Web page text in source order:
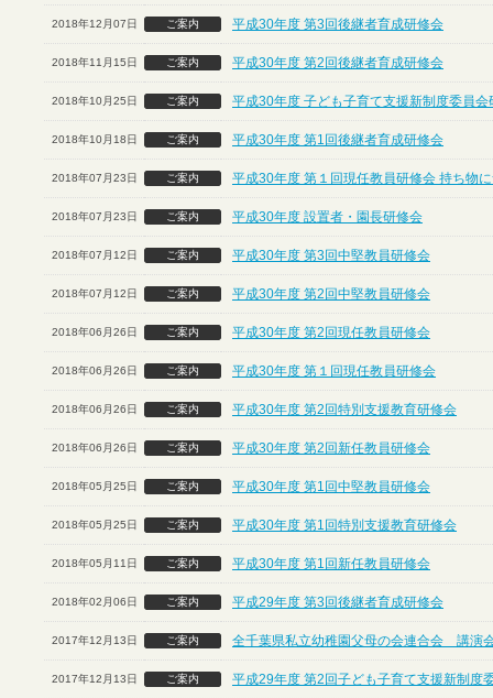
2018年12月07日 ご案内 平成30年度 第3回後継者育成研修会
2018年11月15日 ご案内 平成30年度 第2回後継者育成研修会
2018年10月25日 ご案内 平成30年度 子ども子育て支援新制度委員会
2018年10月18日 ご案内 平成30年度 第1回後継者育成研修会
2018年07月23日 ご案内 平成30年度 第１回現任教員研修会 持ち物
2018年07月23日 ご案内 平成30年度 設置者・園長研修会
2018年07月12日 ご案内 平成30年度 第3回中堅教員研修会
2018年07月12日 ご案内 平成30年度 第2回中堅教員研修会
2018年06月26日 ご案内 平成30年度 第2回現任教員研修会
2018年06月26日 ご案内 平成30年度 第１回現任教員研修会
2018年06月26日 ご案内 平成30年度 第2回特別支援教育研修会
2018年06月26日 ご案内 平成30年度 第2回新任教員研修会
2018年05月25日 ご案内 平成30年度 第1回中堅教員研修会
2018年05月25日 ご案内 平成30年度 第1回特別支援教育研修会
2018年05月11日 ご案内 平成30年度 第1回新任教員研修会
2018年02月06日 ご案内 平成29年度 第3回後継者育成研修会
2017年12月13日 ご案内 全千葉県私立幼稚園父母の会連合会 講演
2017年12月13日 ご案内 平成29年度 第2回子ども子育て支援新制度